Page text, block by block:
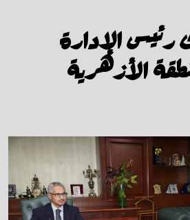
رئيس الإدارة
الأزهرية